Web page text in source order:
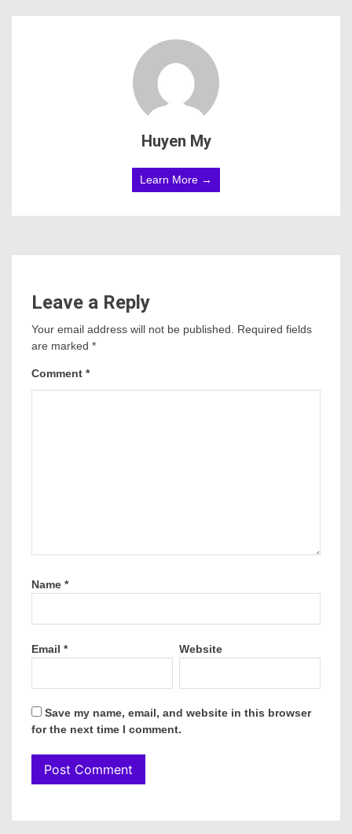
Huyen My
Learn More →
Leave a Reply
Your email address will not be published. Required fields
are marked *
Comment *
Name *
Email * Website
Save my name, email, and website in this browser
for the next time I comment.